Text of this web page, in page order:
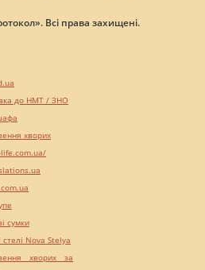
Всі права захищені.
до НМТ / ЗНО
хворих
сумки
стелі Nova Stelya
хворих за